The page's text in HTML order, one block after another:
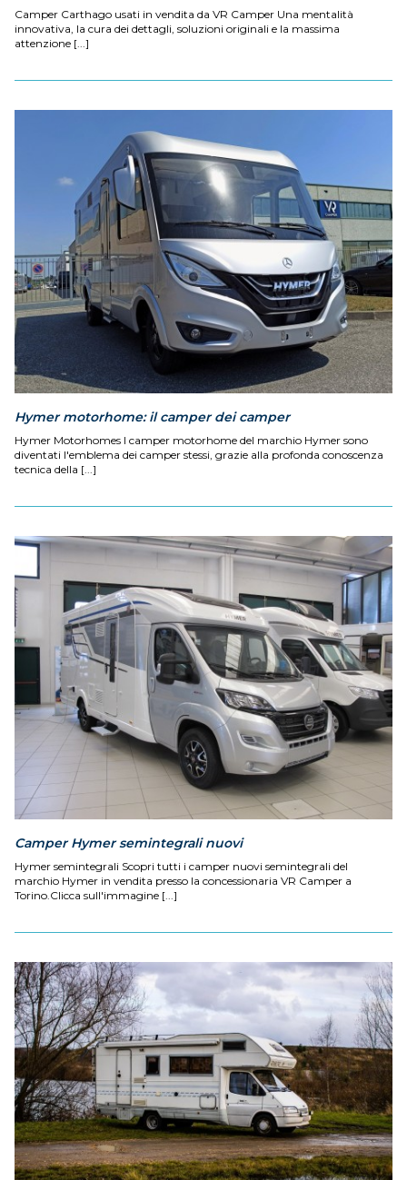
Camper Carthago usati in vendita da VR Camper Una mentalità
innovativa, la cura dei dettagli, soluzioni originali e la massima
attenzione [...]
Hymer motorhome: il camper dei camper
Hymer Motorhomes I camper motorhome del marchio Hymer sono
diventati l'emblema dei camper stessi, grazie alla profonda conoscenza
tecnica della [...]
Camper Hymer semintegrali nuovi
Hymer semintegrali Scopri tutti i camper nuovi semintegrali del
marchio Hymer in vendita presso la concessionaria VR Camper a
Torino.Clicca sull'immagine [...]